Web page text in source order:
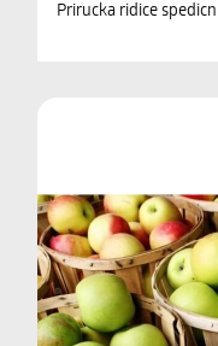
Prirucka ridice